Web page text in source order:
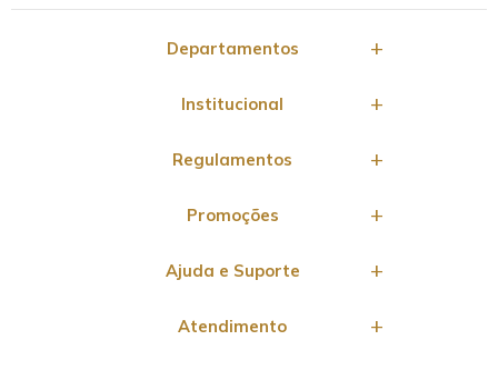
Departamentos
Institucional
Regulamentos
Promoções
Ajuda e Suporte
Atendimento